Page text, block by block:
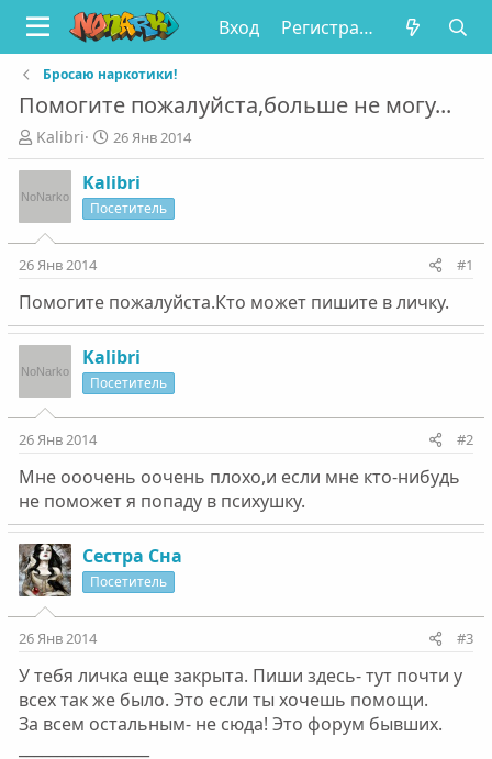
Вход Регистрация
Бросаю наркотики!
Помогите пожалуйста,больше не могу...
А
в
т
о
р
т
е
ы
Kalibri
Д
а
т
а
н
а
л
а
26 Янв 2014
Kalibri
Посетитель
26 Янв 2014 #1
Помогите пожалуйста.Кто может пишите в личку.
Kalibri
Посетитель
26 Янв 2014 #2
Мне ооочень оочень плохо,и если мне кто-нибудь
не поможет я попаду в психушку.
Сестра Сна
Посетитель
26 Янв 2014 #3
У тебя личка еще закрыта. Пиши здесь- тут почти у
всех так же было. Это если ты хочешь помощи.
За всем остальным- не сюда! Это форум бывших.